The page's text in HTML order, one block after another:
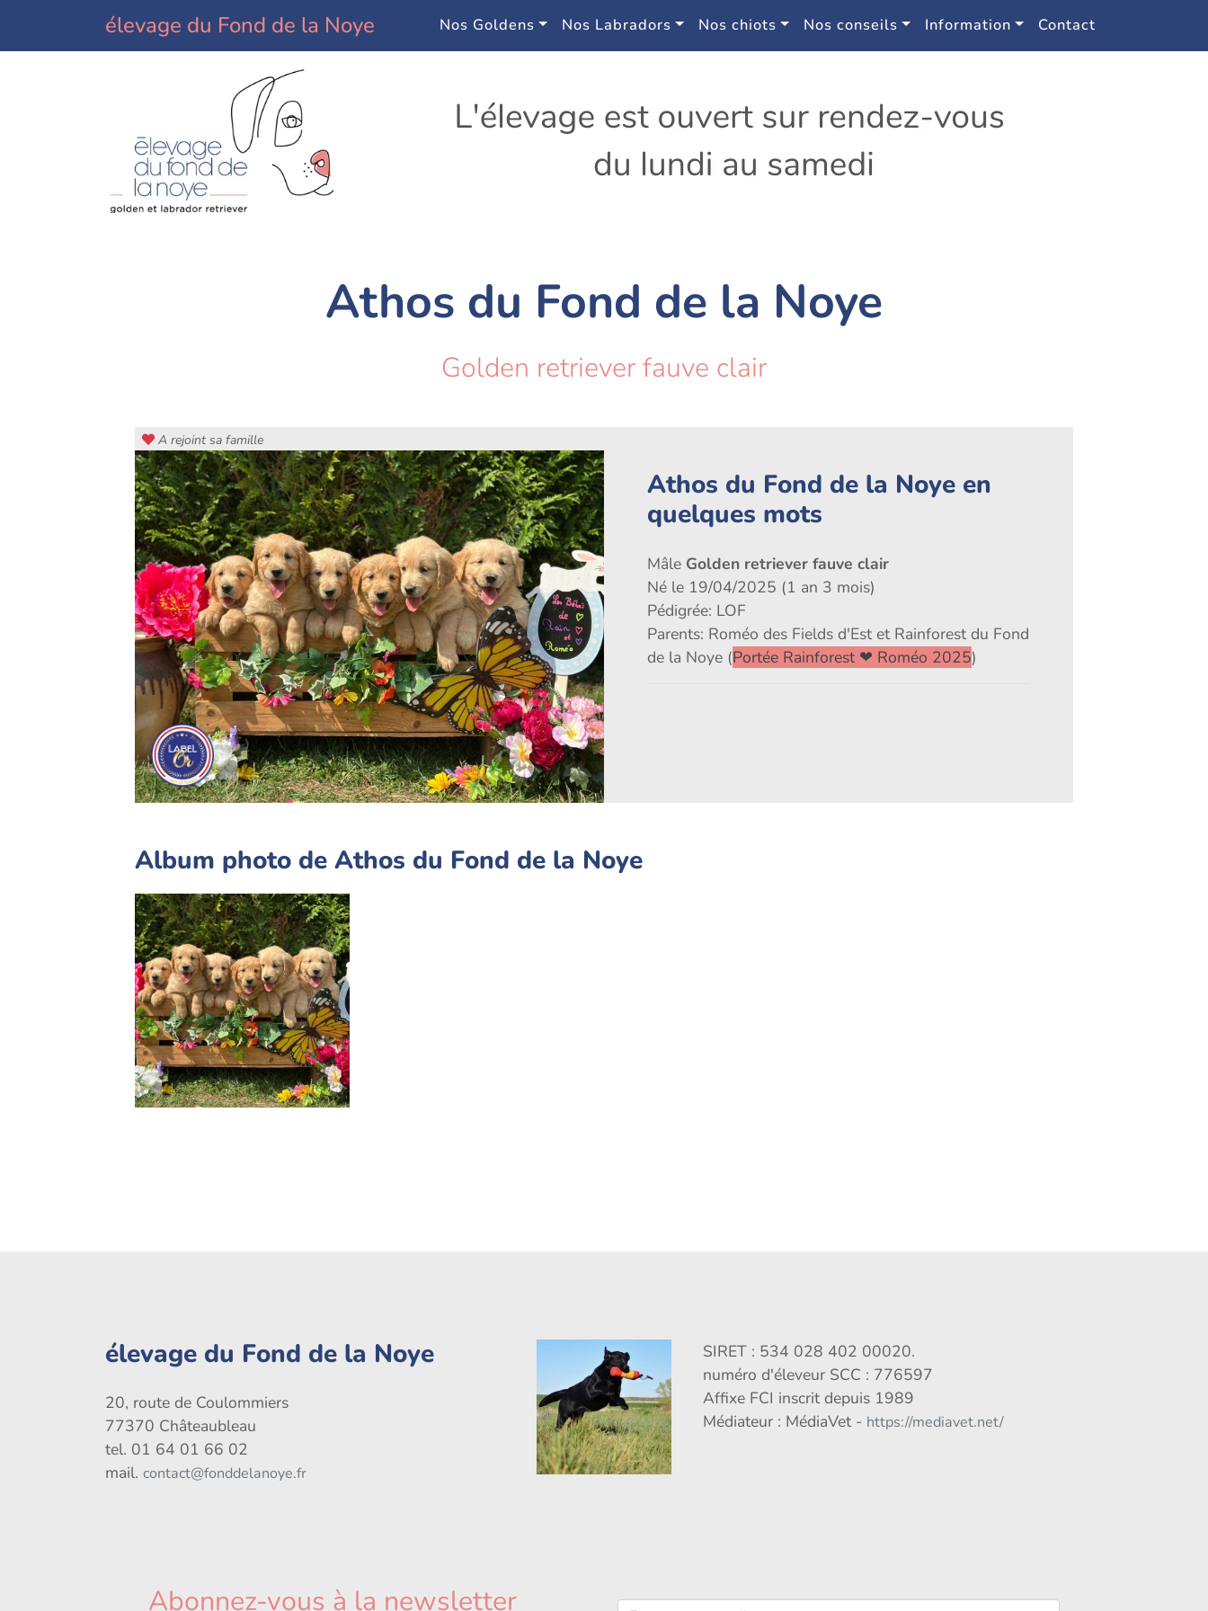
élevage du Fond de la Noye Nos Goldens Nos Labradors Nos chiots Nos conseils Information Contact
Athos du Fond de la Noye
Golden retriever fauve clair
A rejoint sa famille
Athos du Fond de la Noye en
quelques mots
Mâle Golden retriever fauve clair
Né le 19/04/2025 (1 an 3 mois)
Pédigrée: LOF
Parents: Roméo des Fields d'Est et Rainforest du Fond
de la Noye (Portée Rainforest ❤ Roméo 2025)
Album photo de Athos du Fond de la Noye
élevage du Fond de la Noye
20, route de Coulommiers
77370 Châteaubleau
tel. 01 64 01 66 02
mail. contact@fonddelanoye.fr
SIRET : 534 028 402 00020.
numéro d'éleveur SCC : 776597
Affixe FCI inscrit depuis 1989
Médiateur : MédiaVet - https://mediavet.net/
Abonnez-vous à la newsletter